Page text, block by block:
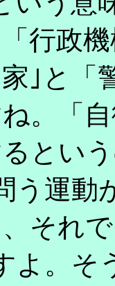
行政
｣と「
。「
とい
う運動
それ
よ。そ